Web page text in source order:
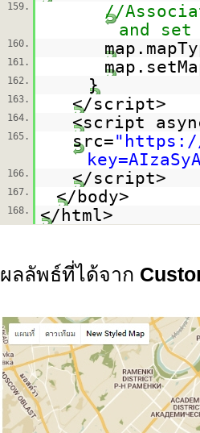
159.
//
and
160.
161.
162. }
163. </script>
164. <script
165. src=" https://
166. </script>
167. </body>
168. </html>
ผลลัพธ์ที่ได้จาก